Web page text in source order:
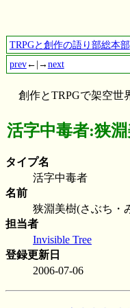
TRPGと創作の語り部総本部
prev←|→next
創作とTRPGで架空世
活字中毒者:狭
タイプ名
活字中毒者
名前
狭淵美樹(さぶち・
担当者
Invisible Tree
登録更新日
2006-07-06